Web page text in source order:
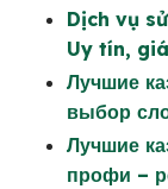
Dịch vụ
Uy tín,
Лучшие
выбор
Лучшие
профи –